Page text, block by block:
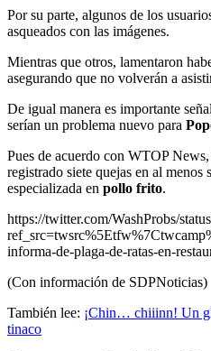
Por su parte, algunos de los
asqueados con las imágenes.
Mientras que otros, lamentaron
asegurando que no volverán a
De igual manera es importante
serían un problema nuevo para
Pues de acuerdo con WTOP
registrado siete quejas en al menos
especializada en pollo frito.
https://twitter.com/WashProbs/
informa-de-plaga-de-ratas-en-
(Con información de SDPNoticias)
También lee: ¡Chin… chiiinn! Un
tinaco